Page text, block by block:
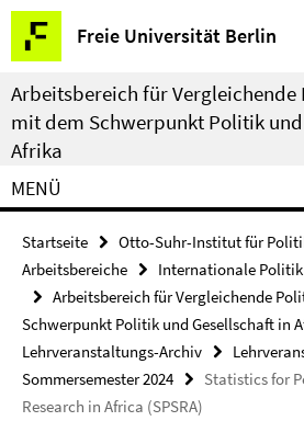
Springe
direkt
zu
Inhalt
Freie Universität Berlin
Service-
Navigation
Arbeitsbereich für
mit dem Schwerpunkt Politik
Afrika
MENÜ
Startseite
Otto-Suhr-Institut für
Arbeitsbereiche
Internationale
Arbeitsbereich für Vergleichende
Schwerpunkt Politik und Gesellschaft in
Lehrveranstaltungs-Archiv
Sommersemester 2024
Statistics for
Research in Africa (SPSRA)